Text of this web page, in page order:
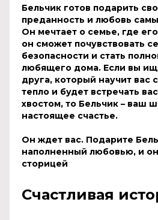
Бельчик готов подарить
преданность и любовь
Он мечтает о семье, где
он сможет почувствовать
безопасности и стать
любящего дома. Если вы
друга, который научит вас
тепло и будет встречать
хвостом, то Бельчик – ваш
настоящее счастье.
Он ждет вас. Подарите
наполненный любовью, и
сторицей
Счастливая